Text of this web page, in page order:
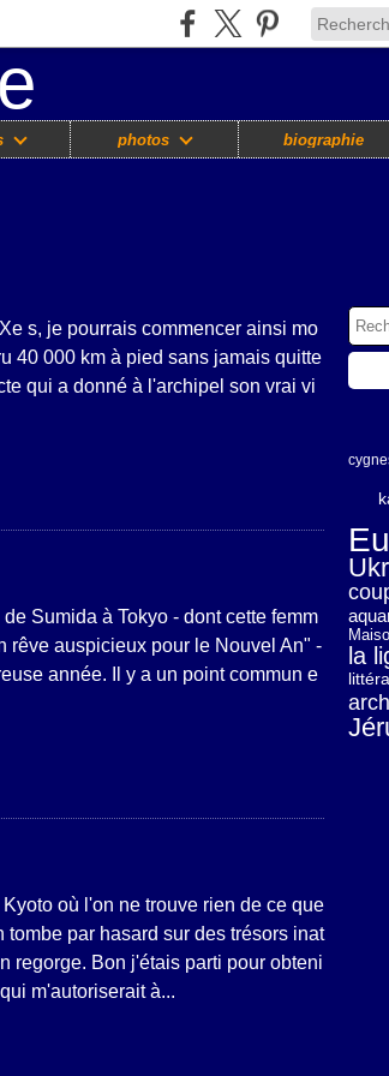
photos biographie
s, je pourrais commencer ainsi mo
40 000 km à pied sans jamais quitte
qui a donné à l'archipel son vrai vi
Sumida à Tokyo - dont cette femm
rêve auspicieux pour le Nouvel An" -
année. Il y a un point commun e
Kyoto où l'on ne trouve rien de ce que
tombe par hasard sur des trésors inat
regorge. Bon j'étais parti pour obteni
m'autoriserait à...
la